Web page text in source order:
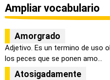
Ampliar vocabulario
Amorgrado
Adjetivo. Es un termino de uso
los peces que se ponen amo...
Atosigadamente